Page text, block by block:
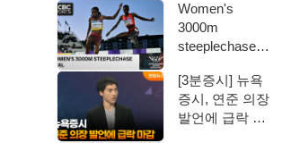
Women's
3000m
steeplechase
…
[3분증시] 뉴욕
증시, 연준 의장
발언에 급락 마